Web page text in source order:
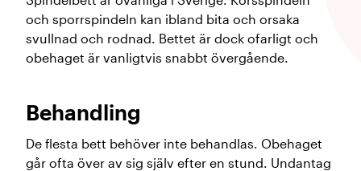
och sporrspindeln kan ibland bita och orsaka
svullnad och rodnad. Bettet är dock ofarligt och
obehaget är vanligtvis snabbt övergående.
Behandling
De flesta bett behöver inte behandlas. Obehaget
går ofta över av sig själv efter en stund. Undantag